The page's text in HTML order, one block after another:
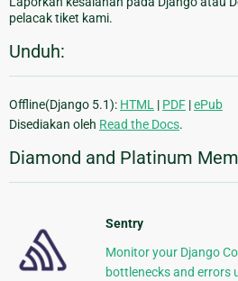
pelacak tiket kami.
Unduh:
Offline(Django 5.1): HTML | PDF |ePub
Disediakan oleh Read the Docs.
Diamond and Platinum
Sentry
Monitor your Django
bottlenecks and errors